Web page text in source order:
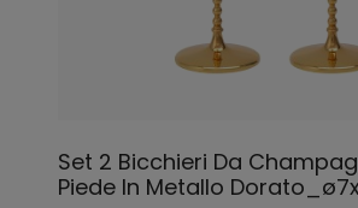
Set 2 Bicchieri Da
Piede In Metallo